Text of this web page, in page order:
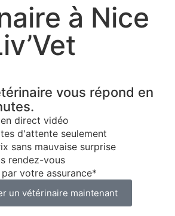
vous répond en
direct vidéo
d'attente seulement
sans mauvaise surprise
rendez-vous
votre assurance*
un vétérinaire maintenant
à Nice